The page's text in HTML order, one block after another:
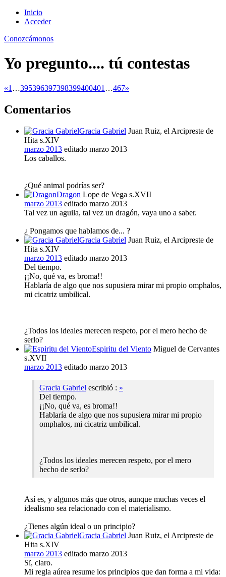
Inicio
Acceder
Conozcámonos
Yo pregunto.... tú contestas
«1 …395396397398399400401 …467»
Comentarios
Gracia Gabriel Juan Ruiz, el Arcipreste de
Hita s.XIV
marzo 2013 editado marzo 2013
Los caballos.
¿Qué animal podrías ser?
Dragon Lope de Vega s.XVII
marzo 2013 editado marzo 2013
Tal vez un aguila, tal vez un dragón, vaya uno a saber.
¿ Pongamos que hablamos de... ?
Gracia Gabriel Juan Ruiz, el Arcipreste de
Hita s.XIV
marzo 2013 editado marzo 2013
Del tiempo.
¡¡No, qué va, es broma!!
Hablaría de algo que nos supusiera mirar mi propio omphalos,
mi cicatriz umbilical.
¿Todos los ideales merecen respeto, por el mero hecho de
serlo?
Espiritu del Viento Miguel de Cervantes
s.XVII
marzo 2013 editado marzo 2013
Gracia Gabriel escribió : »
Del tiempo.
¡¡No, qué va, es broma!!
Hablaría de algo que nos supusiera mirar mi propio
omphalos, mi cicatriz umbilical.
¿Todos los ideales merecen respeto, por el mero
hecho de serlo?
Así es, y algunos más que otros, aunque muchas veces el
idealismo sea relacionado con el materialismo.
¿Tienes algún ideal o un principio?
Gracia Gabriel Juan Ruiz, el Arcipreste de
Hita s.XIV
marzo 2013 editado marzo 2013
Sï, claro.
Mi regla aúrea resume los principios que dan forma a mi vida: